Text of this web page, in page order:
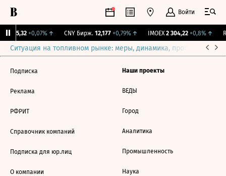
Войти
115,32 +0,07%↑ CNY Бирж. 12,177 +0,79%↑ IMOEX 2 304,22 +0,8%↑
Ситуация на топливном рынке: меры, динамика, прогнозы
Подписка
Реклама
РФРИТ
Справочник компаний
Подписка для юр.лиц
О компании
Наши проекты
ВЕДЫ
Город
Аналитика
Промышленность
Наука